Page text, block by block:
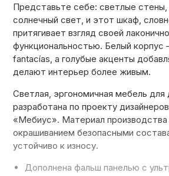
Представьте себе: светлые стены,
солнечный свет, и этот шкаф,
притягивает взгляд своей
функциональностью. Белый корпус
fantacías, а голубые акценты
делают интерьер более живым.
Светлая, эргономичная мебель для
разработана по проекту
«Мебиус». Материал
окрашиванием безопасными
устойчиво к износу.
Дополнена фальш панелью с